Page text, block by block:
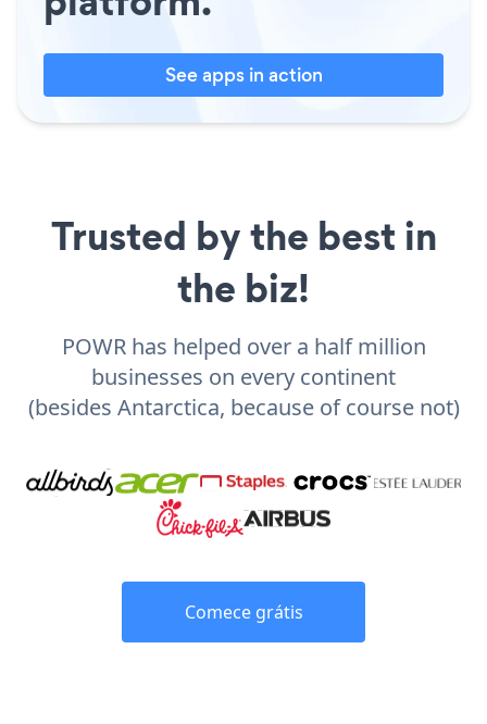
See apps in action
Trusted by the best in
the biz!
POWR has helped over a half million
businesses on every continent
(besides Antarctica, because of course not)
Comece grátis